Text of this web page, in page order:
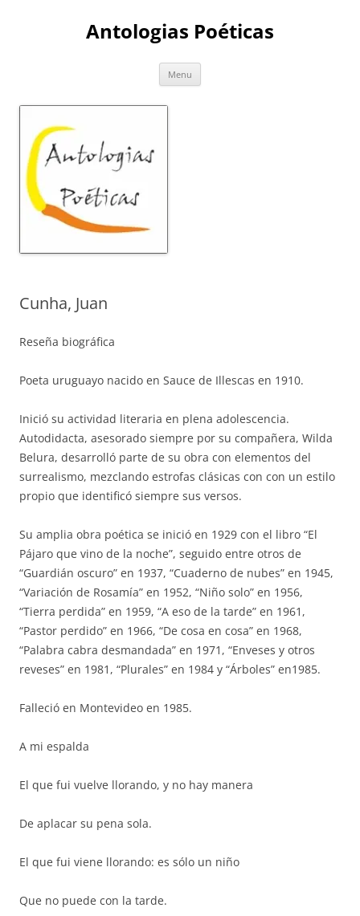
Antologias Poéticas
Menu
Cunha, Juan
Reseña biográfica
Poeta uruguayo nacido en Sauce de Illescas en 1910.
Inició su actividad literaria en plena adolescencia.
Autodidacta, asesorado siempre por su compañera, Wilda
Belura, desarrolló parte de su obra con elementos del
surrealismo, mezclando estrofas clásicas con con un estilo
propio que identificó siempre sus versos.
Su amplia obra poética se inició en 1929 con el libro “El
Pájaro que vino de la noche”, seguido entre otros de
“Guardián oscuro” en 1937, “Cuaderno de nubes” en 1945,
“Variación de Rosamía” en 1952, “Niño solo” en 1956,
“Tierra perdida” en 1959, “A eso de la tarde” en 1961,
“Pastor perdido” en 1966, “De cosa en cosa” en 1968,
“Palabra cabra desmandada” en 1971, “Enveses y otros
reveses” en 1981, “Plurales” en 1984 y “Árboles” en1985.
Falleció en Montevideo en 1985.
A mi espalda
El que fui vuelve llorando, y no hay manera
De aplacar su pena sola.
El que fui viene llorando: es sólo un niño
Que no puede con la tarde.